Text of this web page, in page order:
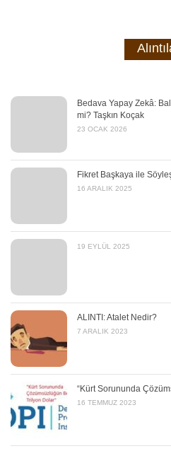
Bedava Yapay Zekâ:
mi? Taşkın Koçak
23 OCAK 2026
Fikret Başkaya ile
16 ARALIK 2025
19 EYLÜL 2025
ALINTI: Atalet Nedir?
7 ARALIK 2023
“Kürt Sorununda
16 TEMMUZ 2023